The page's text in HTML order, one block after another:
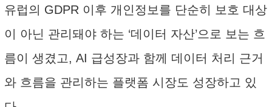
유럽의 GDPR 이후 개인정보를 단순히 보호 대상
이 아닌 관리돼야 하는 ‘데이터 자산’으로 보는 흐
름이 생겼고, AI 급성장과 함께 데이터 처리 근거
와 흐름을 관리하는 플랫폼 시장도 성장하고 있